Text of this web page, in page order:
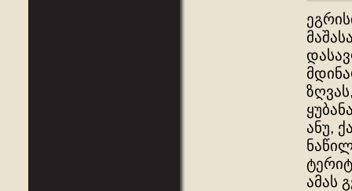
ანუ,
ამას